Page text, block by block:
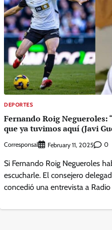
DEPORTES
Fernando Roig Negueroles:
que ya tuvimos aquí (Javi
Corresponsal February 11, 2025 0
Si Fernando Roig Negueroles
escucharle. El consejero
concedió una entrevista a